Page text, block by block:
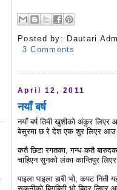
Posted by: Dautari
3 Comments
April 12, 2011
नयाँ बर्ष
नयाँ बर्ष तिमी खुशीको अंकुर लिएर
बेसुरमा छ रे देश एक शुर लिएर आउ
कतै छिटा रगतका, गन्ध कतै
चाहिएन सुनको लंका कान्तिपुर
पाइला पाइला हाबी भो, कपट निती